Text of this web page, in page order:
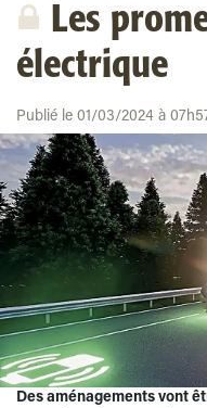
Les
électrique
Publié le 01/03/2024 à
Des aménagements vont